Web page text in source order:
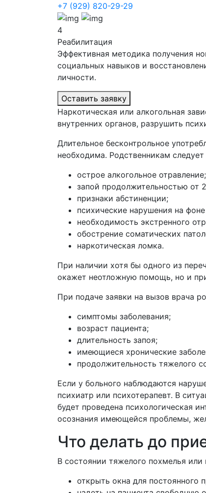
+7 (929) 820-29-29
4
Реабилитация
Эффективная методика получения
социальных навыков и
личности.
Оставить заявку
Наркотическая или алкогольная
внутренних органов, разрушить
Длительное бесконтрольное
необходима. Родственникам
острое алкогольное отравление;
запой продолжительностью от
признаки абстиненции;
психические нарушения на
необходимость экстренного
обострение соматических
наркотическая ломка.
При наличии хотя бы одного из
окажет неотложную помощь, но и
При подаче заявки на вызов врача
симптомы заболевания;
возраст пациента;
длительность запоя;
имеющиеся хронические
продолжительность тяжелого
Если у больного наблюдаются
психиатр или психотерапевт. В
будет проведена психологическая
осознания имеющейся проблемы,
Что делать до
В состоянии тяжелого похмелья
открыть окна для постоянного